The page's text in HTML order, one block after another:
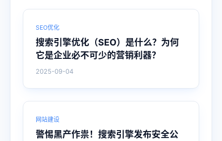
SEO优化
搜索引擎优化（SEO）是什么？为何
它是企业必不可少的营销利器？
2025-09-04
网站建设
警惕黑产作祟！搜索引擎发布安全公